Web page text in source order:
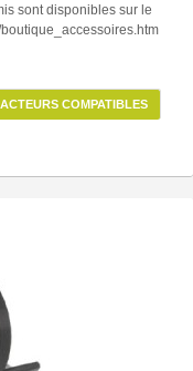
sont disponibles sur le
COMPATIBLES